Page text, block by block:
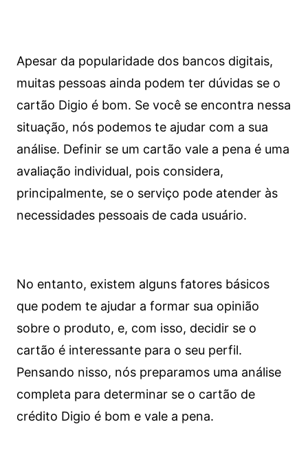
Apesar da popularidade dos bancos digitais,
muitas pessoas ainda podem ter dúvidas se o
cartão Digio é bom. Se você se encontra nessa
situação, nós podemos te ajudar com a sua
análise. Definir se um cartão vale a pena é uma
avaliação individual, pois considera,
principalmente, se o serviço pode atender às
necessidades pessoais de cada usuário.
No entanto, existem alguns fatores básicos
que podem te ajudar a formar sua opinião
sobre o produto, e, com isso, decidir se o
cartão é interessante para o seu perfil.
Pensando nisso, nós preparamos uma análise
completa para determinar se o cartão de
crédito Digio é bom e vale a pena.